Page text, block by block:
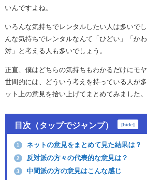
いんですよね。
いろんな気持ちでレンタルしたい人は多いで
んな気持ちでレンタルなんて「ひどい」「か
対」と考える人も多いでしょう。
正直、僕はどちらの気持ちもわかるだけにモ
世間的には、どういう考えを持っている人が
ット上の意見を拾い上げてまとめてみました。
目次（タップでジャンプ） [hide]
1 ネットの意見をまとめて見た結果は？
2 反対派の方々の代表的な意見は？
3 中間派の方の意見はこんな感じ